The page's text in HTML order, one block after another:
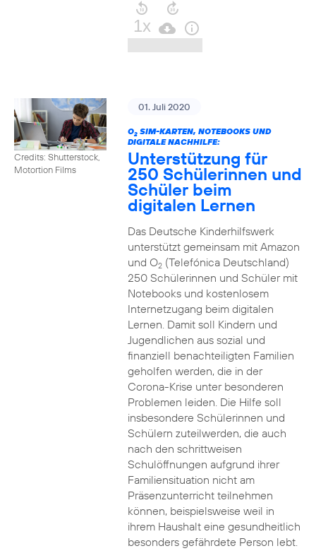
Credits: Shutterstock,
Motortion Films
01. Juli 2020
O2SIM-KARTEN, NOTEBOOKS UND
DIGITALE NACHHILFE:
Unterstützung für
250 Schülerinnen und
Schüler beim
digitalen Lernen
Das Deutsche Kinderhilfswerk
unterstützt gemeinsam mit Amazon
und O2(Telefónica Deutschland)
250 Schülerinnen und Schüler mit
Notebooks und kostenlosem
Internetzugang beim digitalen
Lernen. Damit soll Kindern und
Jugendlichen aus sozial und
finanziell benachteiligten Familien
geholfen werden, die in der
Corona-Krise unter besonderen
Problemen leiden. Die Hilfe soll
insbesondere Schülerinnen und
Schülern zuteilwerden, die auch
nach den schrittweisen
Schulöffnungen aufgrund ihrer
Familiensituation nicht am
Präsenzunterricht teilnehmen
können, beispielsweise weil in
ihrem Haushalt eine gesundheitlich
besonders gefährdete Person lebt.